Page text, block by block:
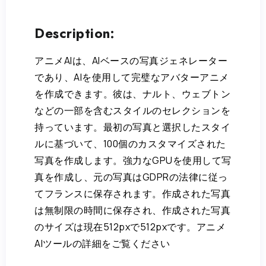
Description:
アニメAIは、AIベースの写真ジェネレーター
であり、AIを使用して完璧なアバターアニメ
を作成できます。彼は、ナルト、ウェブトン
などの一部を含むスタイルのセレクションを
持っています。最初の写真と選択したスタイ
ルに基づいて、100個のカスタマイズされた
写真を作成します。強力なGPUを使用して写
真を作成し、元の写真はGDPRの法律に従っ
てフランスに保存されます。作成された写真
は無制限の時間に保存され、作成された写真
のサイズは現在512pxで512pxです。アニメ
AIツールの詳細をご覧ください